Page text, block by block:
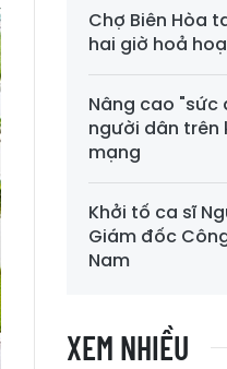
Chợ Biên Hòa
hai giờ hoả
Nâng cao "sức
người dân trên
mạng
Khởi tố ca sĩ
Giám đốc
Nam
XEM NHIỀU